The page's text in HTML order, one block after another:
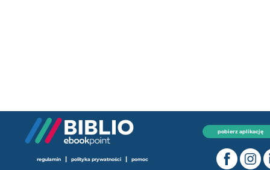
pobierz aplikację
regulamin | polityka prywatności | pomoc